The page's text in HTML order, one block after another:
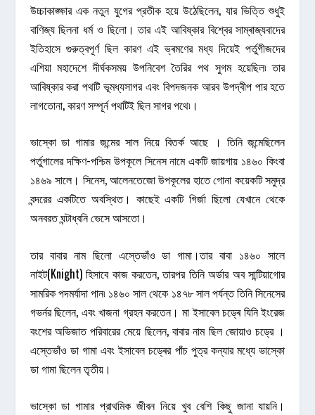
উচ্চাকাঙ্ক্ষার এক নতুন যুগের প্রতীক হয়ে উঠেছিলেন, যার ভিত্তি শুধুই
বাণিজ্য ছিলনা ধর্ম ও ছিলো। তার এই আবিষ্কার বিশ্বের সাম্ৰাজ্যবাদের
ইতিহাসে গুরুত্বপূর্ণ ছিল কারণ এই ভ্ৰমণের মধ্য দিয়েই পর্তুগীজদের
এশিয়া মহাদেশে দীৰ্ঘকসময় উপনিবেশ তৈরির পথ সুগম হয়েছিল৷ তার
আবিষ্কার করা পথটি ভূমধ্যসাগর এবং বিপদজনক আরব উপদ্বীপ পার হতে
লাগতোনা, কারণ সম্পূর্ন পথটিই ছিল সাগর পথে৷।
ভাস্কো ডা গামার জন্মের সাল নিয়ে বিতর্ক আছে । তিনি জন্মেছিলেন
পর্তুগালের দক্ষিণ-পশ্চিম উপকূলে সিনেস নামে একটি জায়গায় ১৪৬০ কিংবা
১৪৬৯ সালে। সিনেস, আলেনতেজো উপকূলের হাতে গোনা কয়েকটি সমুদ্র
বন্দরের একটিতে অবস্থিত। কাছেই একটি গির্জা ছিলো যেখানে থেকে
অনবরত ঘন্টাধ্বনি ভেসে আসতো।
তার বাবার নাম ছিলো এস্তেভাঁও ডা গামা।তার বাবা ১৪৬০ সালে
নাইট(Knight) হিসাবে কাজ করতেন, তারপর তিনি অৰ্ডার অব সান্টিয়াগোর
সামরিক পদমৰ্যাদা পান৷ ১৪৬০ সাল থেকে ১৪৭৮ সাল পর্যন্ত তিনি সিনেসের
গভর্নর ছিলেন, এবং খাজনা গ্রহন করতেন। মা ইসাবেল চড্ৰে যিনি ইংরেজ
বংশের অভিজাত পরিবারের মেয়ে ছিলেন, বাবার নাম ছিল জোয়াও চড্রে ।
এস্তেভাঁও ডা গামা এবং ইসাবেল চড্ৰের পাঁচ পুত্র কন্যার মধ্যে ভাস্কো
ডা গামা ছিলেন তৃতীয়।
ভাস্কো ডা গামার প্রাথমিক জীবন নিয়ে খুব বেশি কিছু জানা যায়নি।